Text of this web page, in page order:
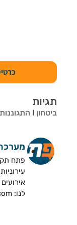
תגיות
ביטחון התגוננות
פתח
לנו: petachtikva03@gmail.com